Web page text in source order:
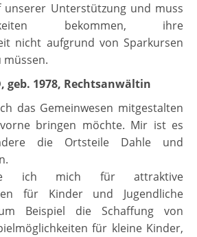
unserer Unterstützung und muss
bekommen, ihre
nicht aufgrund von Sparkursen
müssen.
geb. 1978, Rechtsanwältin
das Gemeinwesen mitgestalten
bringen möchte. Mir ist es
die Ortsteile Dahle und
ich mich für attraktive
für Kinder und Jugendliche
Beispiel die Schaffung von
für kleine Kinder,